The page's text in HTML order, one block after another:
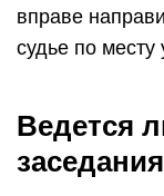
вправе
судье по месту
Ведется
заседания